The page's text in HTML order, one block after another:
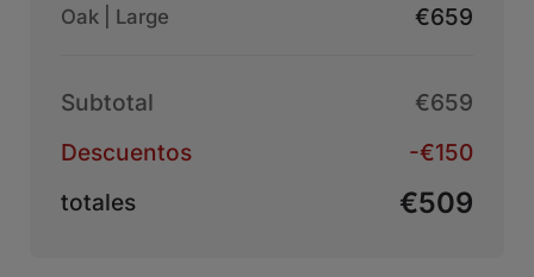
Oak | Large €659
Subtotal
€659
Descuentos
-€150
totales
€509